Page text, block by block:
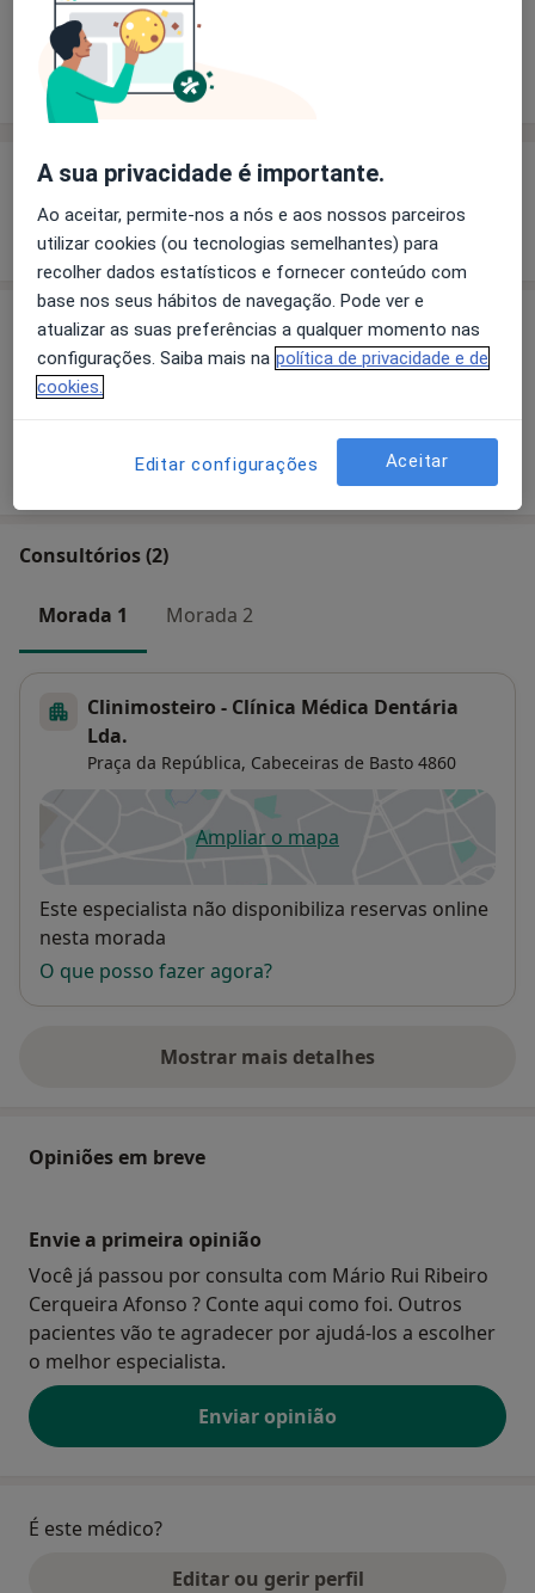
Experiência Preços
Experiência
Mostrar mais detalhes
sobre a experiência
Preços
Sem informação sobre serviços e preços
Este especialista ainda não adicionou nenhuma
informação sobre serviços
Consultórios (2)
Morada 1 Morada 2
Clinimosteiro - Clínica Médica Dentária
Lda.
Praça da República, Cabeceiras de Basto 4860
Ampliar o mapaabre num novo separador
Disponibilidade
Este especialista não disponibiliza reservas online
nesta morada
O que posso fazer agora?
Mostrar mais detalhes
sobre o endereço
Opiniões em breve
Envie a primeira opinião
Você já passou por consulta com Mário Rui Ribeiro
Cerqueira Afonso ? Conte aqui como foi. Outros
pacientes vão te agradecer por ajudá-los a escolher
o melhor especialista.
Enviar opinião
É este médico?
Editar ou gerir perfil
A sua privacidade é importante.
Ao aceitar, permite-nos a nós e aos nossos parceiros
utilizar cookies (ou tecnologias semelhantes) para
recolher dados estatísticos e fornecer conteúdo com
base nos seus hábitos de navegação. Pode ver e
atualizar as suas preferências a qualquer momento nas
configurações. Saiba mais na política de privacidade e de
cookies.
Editar configurações Aceitar